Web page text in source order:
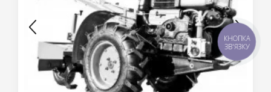
КНОПКА
ЗВ'ЯЗКУ